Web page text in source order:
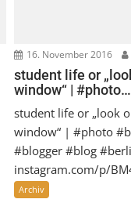
16. November 2016
student life or
window“ | #photo…
student life or „look
window“ | #photo
#blogger #blog
instagram.com/p/
Archiv